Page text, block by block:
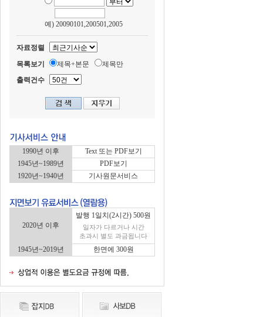
예) 20090101,200501,2005
자료정렬
목록보기
제목+본문
제목만
출력건수
1990년 이후
Text 또는 PDF보기
1945년~1989년
PDF보기
1920년~1940년
기사원문서비스
2020년 이후
발행 1일치(2시간) 500원
일자가 다르거나 시간
초과시 별도 과금됩니다
1945년~2019년 한면에 300원